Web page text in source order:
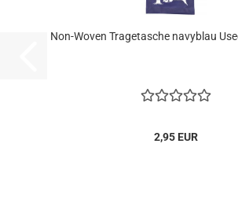
Non-Woven Tragetasche navyblau
2,95 EUR